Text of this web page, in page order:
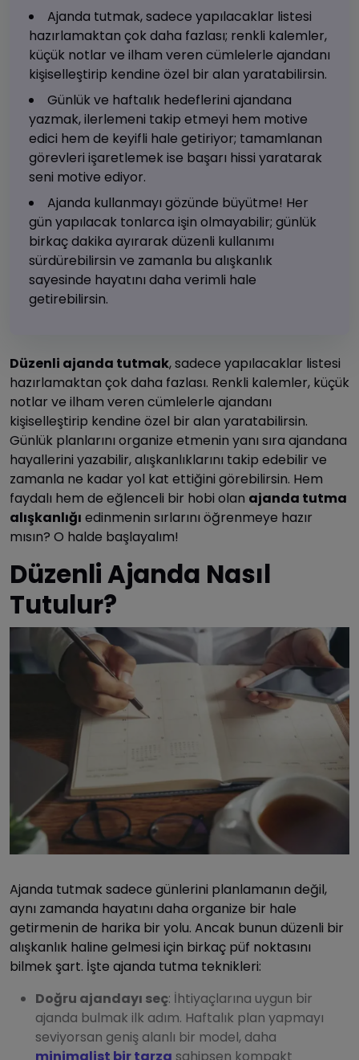
Ajanda tutmak, sadece yapılacaklar listesi
hazırlamaktan çok daha fazlası; renkli kalemler,
küçük notlar ve ilham veren cümlelerle ajandanı
kişiselleştirip kendine özel bir alan yaratabilirsin.
Günlük ve haftalık hedeflerini ajandana
yazmak, ilerlemeni takip etmeyi hem motive
edici hem de keyifli hale getiriyor; tamamlanan
görevleri işaretlemek ise başarı hissi yaratarak
seni motive ediyor.
Ajanda kullanmayı gözünde büyütme! Her
gün yapılacak tonlarca işin olmayabilir; günlük
birkaç dakika ayırarak düzenli kullanımı
sürdürebilirsin ve zamanla bu alışkanlık
sayesinde hayatını daha verimli hale
getirebilirsin.
Düzenli ajanda tutmak, sadece yapılacaklar listesi
hazırlamaktan çok daha fazlası. Renkli kalemler, küçük
notlar ve ilham veren cümlelerle ajandanı
kişiselleştirip kendine özel bir alan yaratabilirsin.
Günlük planlarını organize etmenin yanı sıra ajandana
hayallerini yazabilir, alışkanlıklarını takip edebilir ve
zamanla ne kadar yol kat ettiğini görebilirsin. Hem
faydalı hem de eğlenceli bir hobi olan ajanda tutma
alışkanlığı edinmenin sırlarını öğrenmeye hazır
mısın? O halde başlayalım!
Düzenli Ajanda Nasıl
Tutulur?
Ajanda tutmak sadece günlerini planlamanın değil,
aynı zamanda hayatını daha organize bir hale
getirmenin de harika bir yolu. Ancak bunun düzenli bir
alışkanlık haline gelmesi için birkaç püf noktasını
bilmek şart. İşte ajanda tutma teknikleri:
Doğru ajandayı seç: İhtiyaçlarına uygun bir
ajanda bulmak ilk adım. Haftalık plan yapmayı
seviyorsan geniş alanlı bir model, daha
minimalist bir tarza sahipsen kompakt